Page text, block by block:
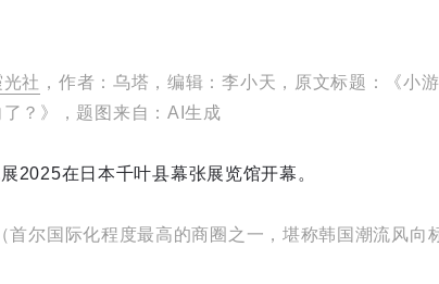
光社 ，作者：乌塔，编辑：李小天，原文标题：《小
？》，题图来自：AI生成
2025在日本千叶县幕张展览馆开幕。
（首尔国际化程度最高的商圈之一，堪称韩国潮流风向